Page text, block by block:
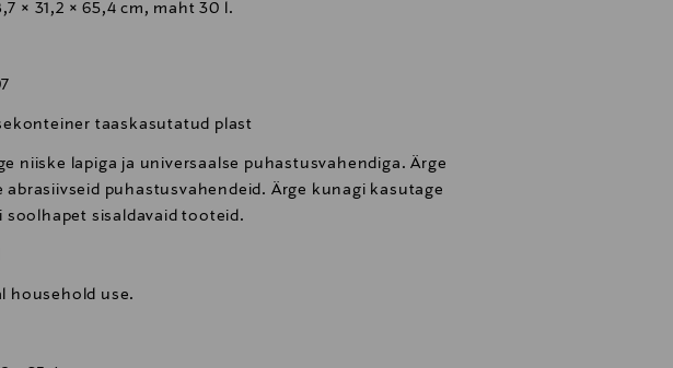
× 31,2 × 65,4 cm, maht 30 l.
taaskasutatud plast
niiske lapiga ja universaalse puhastusvahendiga. Ärge
abrasiivseid puhastusvahendeid. Ärge kunagi kasutage
soolhapet sisaldavaid tooteid.
household use.